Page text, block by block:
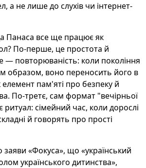
а не лише до слухів чи інтернет-
Панаса все ще працює як
По-перше, це простота й
— повторюваність: коли покоління
образом, воно переносить його в
пам'яті про безпеку й
По-третє, сам формат "вечірньої
ритуал: сімейний час, коли дорослі
й говорять про прості
«Фокуса», що «український
українського дитинства»,